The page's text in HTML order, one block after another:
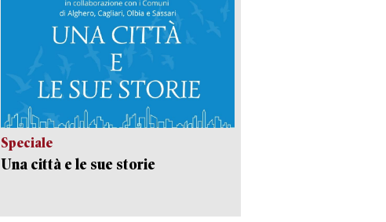
Speciale
Una città e le sue storie